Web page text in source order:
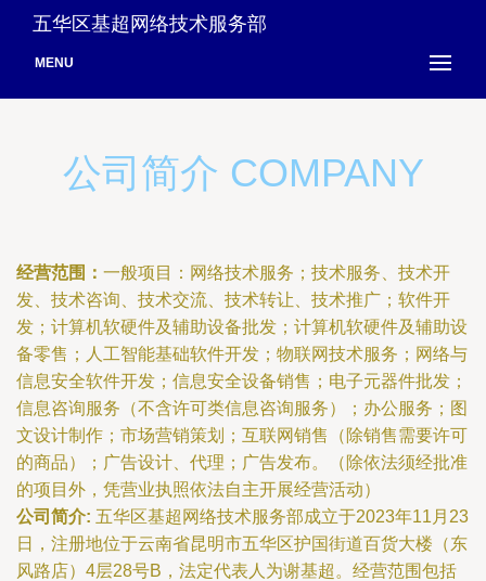
五华区基超网络技术服务部
MENU
公司简介 COMPANY
经营范围： 一般项目：网络技术服务；技术服务、技术开
发、技术咨询、技术交流、技术转让、技术推广；软件开
发；计算机软硬件及辅助设备批发；计算机软硬件及辅助设
备零售；人工智能基础软件开发；物联网技术服务；网络与
信息安全软件开发；信息安全设备销售；电子元器件批发；
信息咨询服务（不含许可类信息咨询服务）；办公服务；图
文设计制作；市场营销策划；互联网销售（除销售需要许可
的商品）；广告设计、代理；广告发布。（除依法须经批准
的项目外，凭营业执照依法自主开展经营活动）
公司简介: 五华区基超网络技术服务部成立于2023年11月23
日，注册地位于云南省昆明市五华区护国街道百货大楼（东
风路店）4层28号B，法定代表人为谢基超。经营范围包括